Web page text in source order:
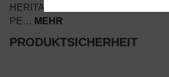
HERITAGE UND DEM STREBEN
PE… MEHR
PRODUKTSICHERHEIT